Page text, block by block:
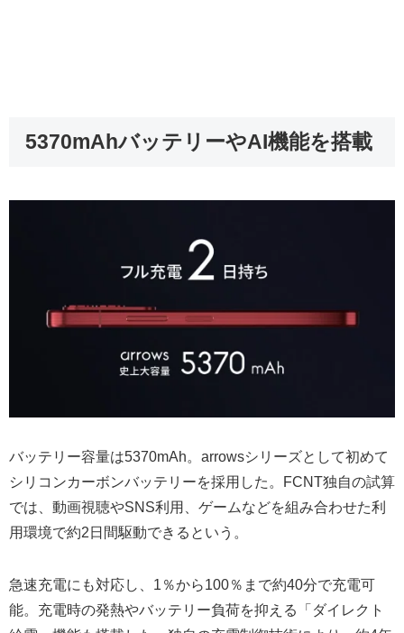
5370mAhバッテリーやAI機能を搭載
バッテリー容量は5370mAh。arrowsシリーズとして初めて
シリコンカーボンバッテリーを採用した。FCNT独自の試算
では、動画視聴やSNS利用、ゲームなどを組み合わせた利
用環境で約2日間駆動できるという。
急速充電にも対応し、1％から100％まで約40分で充電可
能。充電時の発熱やバッテリー負荷を抑える「ダイレクト